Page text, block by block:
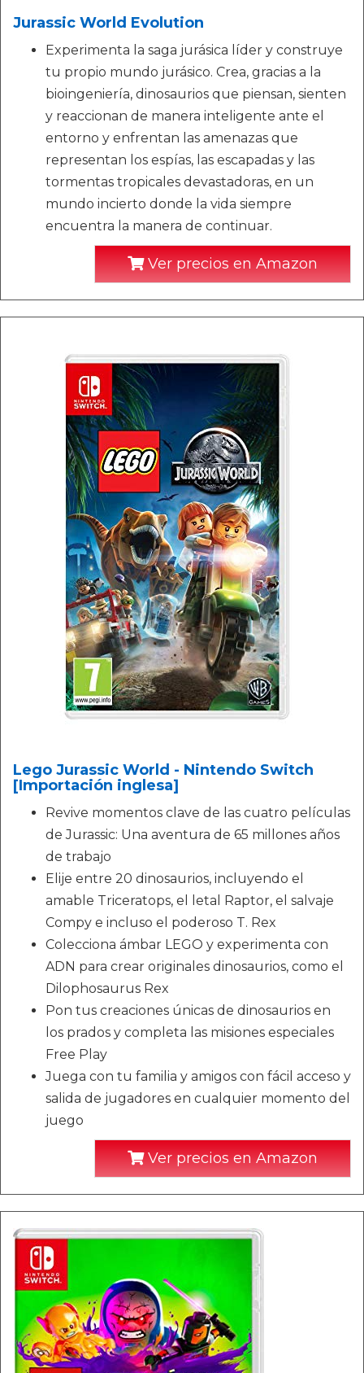
Jurassic World Evolution
Experimenta la saga jurásica líder y construye
tu propio mundo jurásico. Crea, gracias a la
bioingeniería, dinosaurios que piensan, sienten
y reaccionan de manera inteligente ante el
entorno y enfrentan las amenazas que
representan los espías, las escapadas y las
tormentas tropicales devastadoras, en un
mundo incierto donde la vida siempre
encuentra la manera de continuar.
Ver precios en Amazon
Lego Jurassic World - Nintendo Switch
[Importación inglesa]
Revive momentos clave de las cuatro películas
de Jurassic: Una aventura de 65 millones años
de trabajo
Elije entre 20 dinosaurios, incluyendo el
amable Triceratops, el letal Raptor, el salvaje
Compy e incluso el poderoso T. Rex
Colecciona ámbar LEGO y experimenta con
ADN para crear originales dinosaurios, como el
Dilophosaurus Rex
Pon tus creaciones únicas de dinosaurios en
los prados y completa las misiones especiales
Free Play
Juega con tu familia y amigos con fácil acceso y
salida de jugadores en cualquier momento del
juego
Ver precios en Amazon